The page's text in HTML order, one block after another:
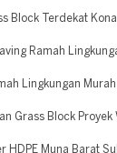
Block Terdekat
Ramah
Lingkungan
Grass Block Proyek
HDPE Muna Barat